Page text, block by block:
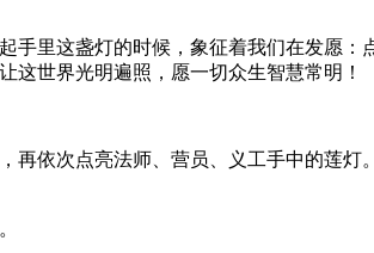
里这盏灯的时候，象征着我们在发愿：
这世界光明遍照，愿一切众生智慧常明！
依次点亮法师、营员、义工手中的莲灯